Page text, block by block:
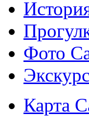
Фото
Карта